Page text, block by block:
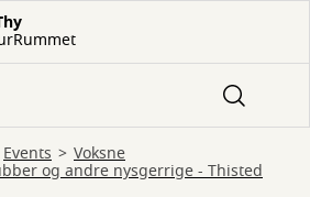
Events Voksne
og andre nysgerrige - Thisted